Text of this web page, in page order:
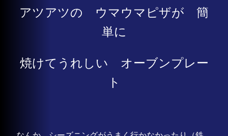
アツアツの ウマウマピザが 簡
単に
焼けてうれしい オーブンプレー
ト